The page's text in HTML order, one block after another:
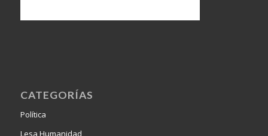
CATEGORÍAS
Política
Lesa Humanidad